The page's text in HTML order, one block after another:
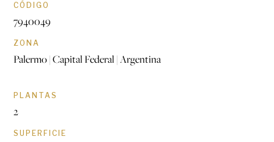
CÓDIGO
7940049
ZONA
Palermo | Capital Federal | Argentina
PLANTAS
2
SUPERFICIE